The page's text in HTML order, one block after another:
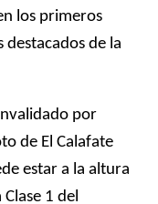
los primeros
de la
por
de El Calafate
estar a la altura
1 del